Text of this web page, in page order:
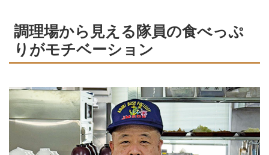
調理場から見える隊員の食べっぷ
りがモチベーション